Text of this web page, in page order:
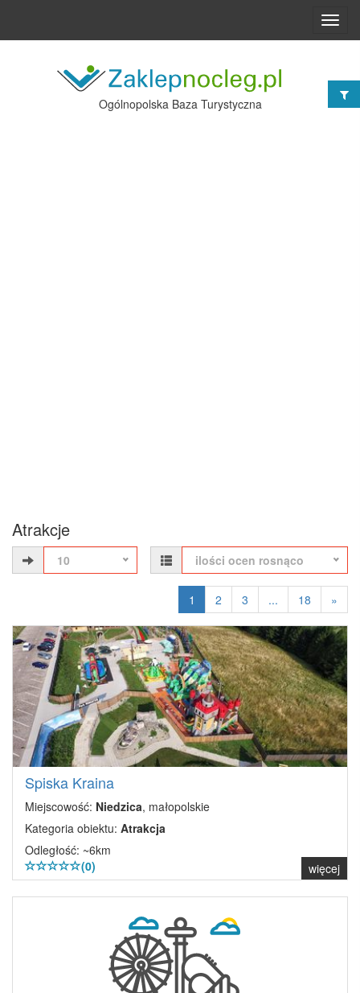
Ogólnopolska Baza Turystyczna
Atrakcje
10 ilości ocen rosnąco
1 2 3 ... 18 »
Spiska Kraina
Miejscowość: Niedzica, małopolskie
Kategoria obiektu: Atrakcja
Odległość: ~6km
(0)
więcej